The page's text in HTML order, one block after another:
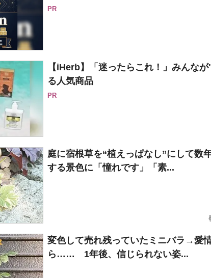
PR
【iHerb】「迷ったらこれ！」みんな
る人気商品
PR
庭に宿根草を“植えっぱなし”にして
する景色に「憧れです」「素...
変色して売れ残っていたミニバラ→愛
ら…… 1年後、信じられない姿...